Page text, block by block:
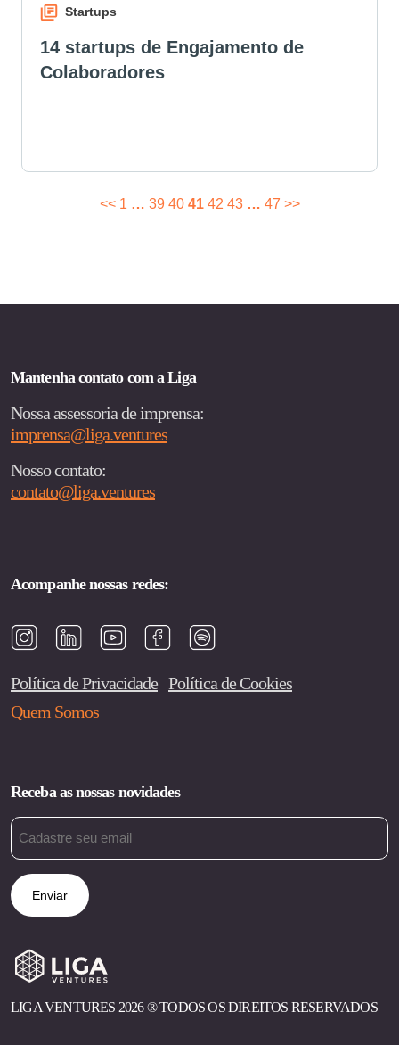
Startups
14 startups de Engajamento de
Colaboradores
PAGINAÇÃO
<< 1 … 39 40 41 42 43 … 47 >>
Mantenha contato com a Liga
Nossa assessoria de imprensa:
imprensa@liga.ventures
Nosso contato:
contato@liga.ventures
Acompanhe nossas redes:
Política de Privacidade Política de Cookies
Quem Somos
Receba as nossas novidades
Email
LIGA VENTURES 2026 ®︎ TODOS OS DIREITOS RESERVADOS